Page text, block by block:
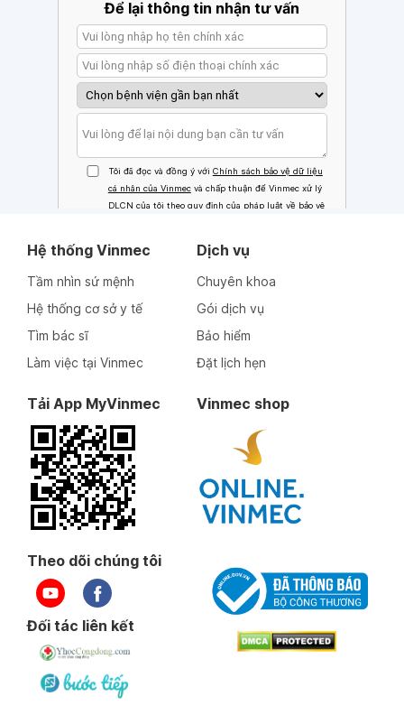
Hệ thống Vinmec
Tầm nhìn sứ mệnh
Hệ thống cơ sở y tế
Tìm bác sĩ
Làm việc tại Vinmec
Dịch vụ
Chuyên khoa
Gói dịch vụ
Bảo hiểm
Đặt lịch hẹn
Tải App MyVinmec Vinmec shop
Theo dõi chúng tôi
Đối tác liên kết